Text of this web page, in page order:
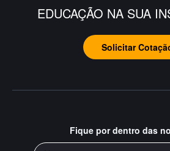
EDUCAÇÃO NA SUA
Solicitar
Fique por dentro das